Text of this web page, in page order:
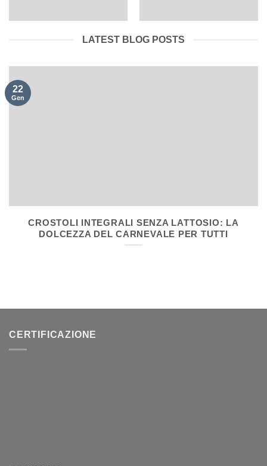
LATEST BLOG POSTS
CROSTOLI INTEGRALI SENZA LATTOSIO: LA
DOLCEZZA DEL CARNEVALE PER TUTTI
22
Gen
CERTIFICAZIONE